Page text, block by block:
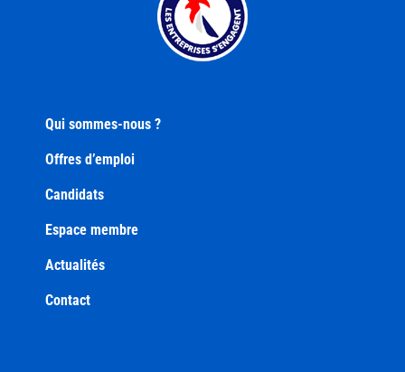
Qui sommes-nous ?
Offres d’emploi
Candidats
Espace membre
Actualités
Contact